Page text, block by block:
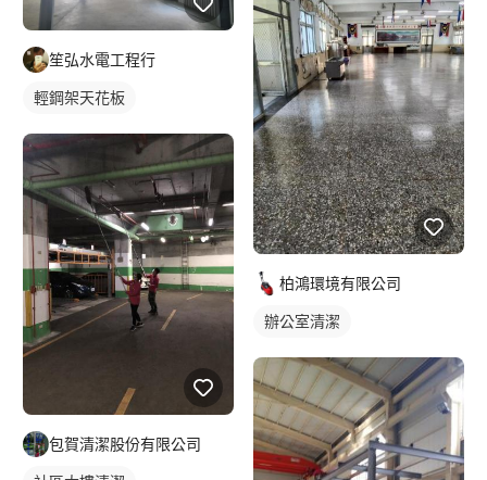
笙弘水電工程行
輕鋼架天花板
包賀清潔股份有限公司
柏鴻環境有限公司
辦公室清潔